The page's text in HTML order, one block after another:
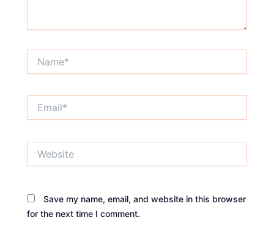
Save my name, email, and website in this browser
for the next time I comment.